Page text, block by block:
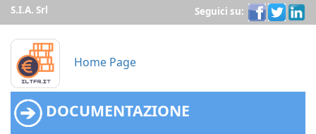
S.I.A. Srl Seguici su:
Home Page
DOCUMENTAZIONE